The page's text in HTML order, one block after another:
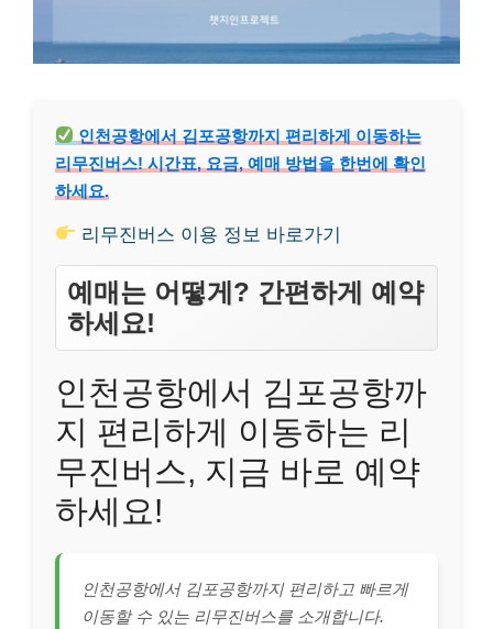
인천공항에서 김포공항까지 편리하게 이동하는
리무진버스! 시간표, 요금, 예매 방법을 한번에 확인
하세요.
리무진버스 이용 정보 바로가기
예매는 어떻게? 간편하게 예약
하세요!
인천공항에서 김포공항까
지 편리하게 이동하는 리
무진버스, 지금 바로 예약
하세요!
인천공항에서 김포공항까지 편리하고 빠르게
이동할 수 있는 리무진버스를 소개합니다.